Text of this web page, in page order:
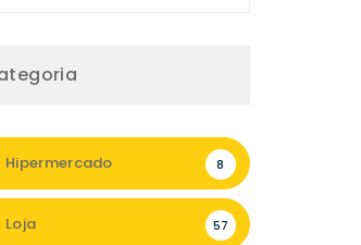
Hipermercado 8
Loja 57